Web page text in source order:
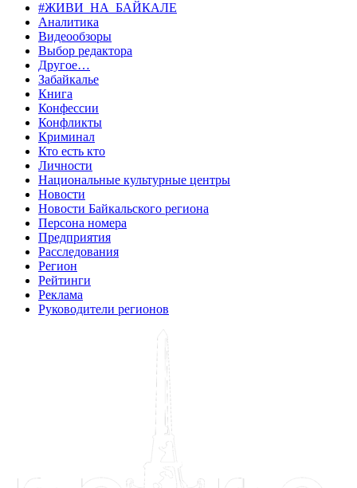
#ЖИВИ_НА_БАЙКАЛЕ
Аналитика
Видеообзоры
Выбор редактора
Другое…
Забайкалье
Книга
Конфессии
Конфликты
Криминал
Кто есть кто
Личности
Национальные культурные центры
Новости
Новости Байкальского региона
Персона номера
Предприятия
Расследования
Регион
Рейтинги
Реклама
Руководители регионов